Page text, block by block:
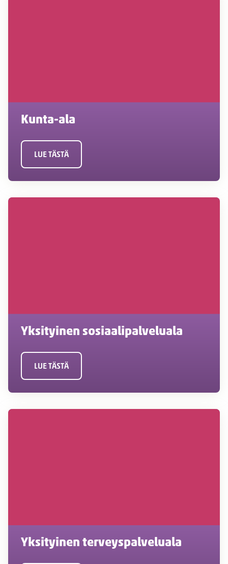
Kunta-ala
LUE TÄSTÄ
Yksityinen sosiaalipalveluala
LUE TÄSTÄ
Yksityinen terveyspalveluala